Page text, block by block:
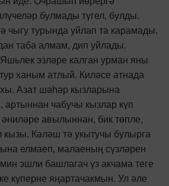
булмады түгел, булды.
чыгу турында уйлап та карамады.
таба алмам, дип уйлады.
эзләре калган урман яны
ханым атлый. Киләсе атнада
Азат шәһәр кызларына
чабучы кызлар күп
авылыннан, бик төпле,
Кәләш тә укытучы булырга
елмаеп, малаеның сүзләрен
эшли башлагач үз акчама теге
күперне яңартачакмын. Ул әле